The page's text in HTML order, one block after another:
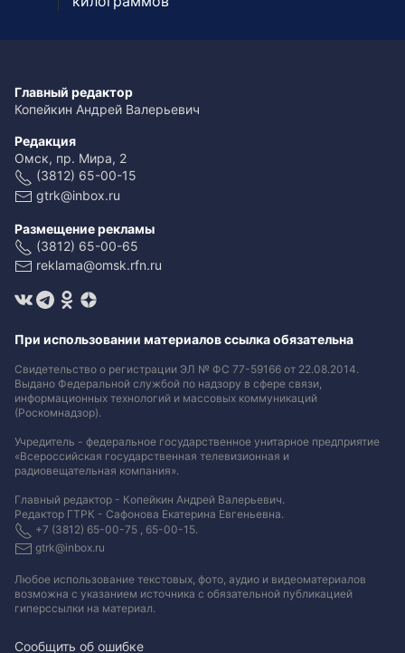
Главный редактор
Копейкин Андрей Валерьевич
Редакция
Омск, пр. Мира, 2
(3812) 65-00-15
gtrk@inbox.ru
Размещение рекламы
(3812) 65-00-65
reklama@omsk.rfn.ru
При использовании материалов ссылка обязательна
Свидетельство о регистрации ЭЛ № ФС 77-59166 от 22.08.2014.
Выдано Федеральной службой по надзору в сфере связи,
информационных технологий и массовых коммуникаций
(Роскомнадзор).
Учредитель - федеральное государственное унитарное предприятие
«Всероссийская государственная телевизионная и
радиовещательная компания».
Главный редактор - Копейкин Андрей Валерьевич.
Редактор ГТРК - Сафонова Екатерина Евгеньевна.
+7 (3812) 65-00-75 , 65-00-15.
gtrk@inbox.ru
Любое использование текстовых, фото, аудио и видеоматериалов
возможна с указанием источника с обязательной публикацией
гиперссылки на материал.
Сообщить об ошибке